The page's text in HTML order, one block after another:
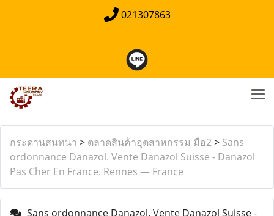
021307863
กระดานสนทนา > ตลาดสินค้าอุตสาหกรรม มือ2> Sans
ordonnance Danazol. Vente Danazol Suisse - Danazol
Pas Cher En France. Rennes — France
Sans ordonnance Danazol. Vente Danazol Suisse -